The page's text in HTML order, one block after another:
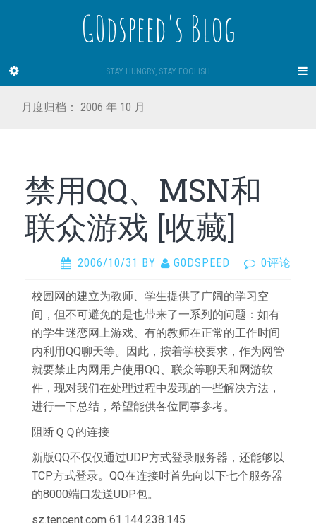
G0dspeed's Blog
STAY HUNGRY, STAY FOOLISH
月度归档： 2006 年 10 月
禁用QQ、MSN和
联众游戏 [收藏]
2006/10/31 BY G0DSPEED · 0评论
校园网的建立为教师、学生提供了广阔的学习空
间，但不可避免的是也带来了一系列的问题：如有
的学生迷恋网上游戏、有的教师在正常的工作时间
内利用QQ聊天等。因此，按着学校要求，作为网管
就要禁止内网用户使用QQ、联众等聊天和网游软
件，现对我们在处理过程中发现的一些解决方法，
进行一下总结，希望能供各位同事参考。
阻断ＱＱ的连接
新版QQ不仅仅通过UDP方式登录服务器，还能够以
TCP方式登录。QQ在连接时首先向以下七个服务器
的8000端口发送UDP包。
sz.tencent.com 61.144.238.145